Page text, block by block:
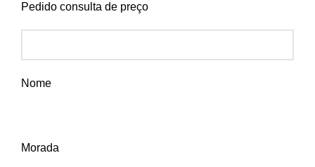
Pedido consulta de preço
Nome
Morada